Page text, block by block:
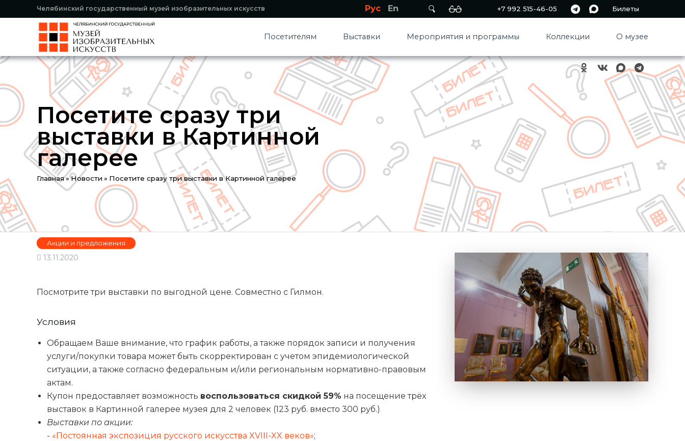
Челябинский государственный музей изобразительных искусств +7 992 515-46-05 Билеты
Рус En
Посетителям Выставки Мероприятия и программы Коллекции О музее
Посетите сразу три
выставки в Картинной
галерее
Вы
здесь
Главная» Новости » Посетите сразу три выставки в Картинной галерее
13.11.2020
Акции и предложения
Посмотрите три выставки по выгодной цене. Совместно с Гилмон.
Условия
Обращаем Ваше внимание, что график работы, а также порядок записи и получения
услуги/покупки товара может быть скорректирован с учетом эпидемиологической
ситуации, а также согласно федеральным и/или региональным нормативно-правовым
актам.
Купон предоставляет возможность воспользоваться скидкой 59% на посещение трёх
выставок в Картинной галерее музея для 2 человек (123 руб. вместо 300 руб.)
Выставки по акции:
- «Постоянная экспозиция русского искусства XVIII-XX веков»;